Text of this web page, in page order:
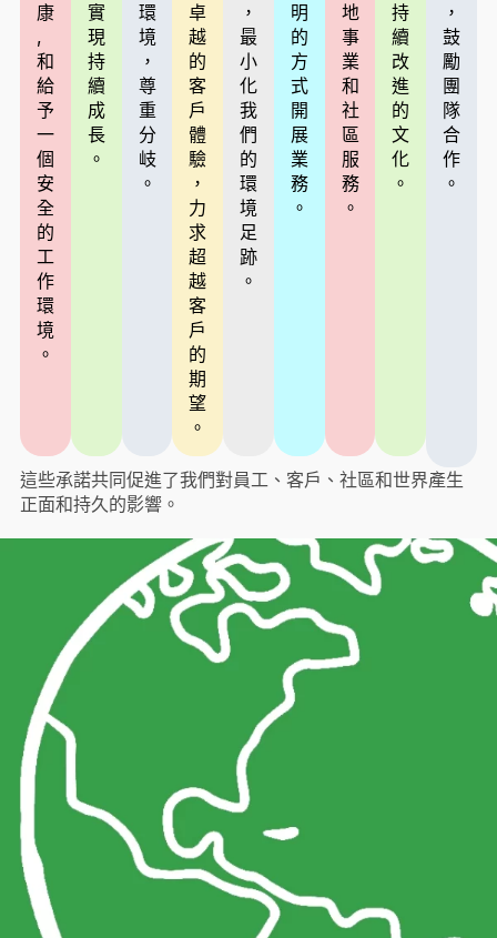
康
,
和
給
予
一
個
安
全
的
工
作
環
境
。
實
現
持
續
成
長
。
環
境
，
尊
重
分
岐
。
卓
越
的
客
戶
體
驗
，
力
求
超
越
客
戶
的
期
望
。
，
最
小
化
我
們
的
環
境
足
跡
。
明
的
方
式
開
展
業
務
。
地
事
業
和
社
區
服
務
。
持
續
改
進
的
文
化
。
，
鼓
勵
團
隊
合
作
。
這些承諾共同促進了我們對員工、客戶、社區和世界產生
正面和持久的影響。